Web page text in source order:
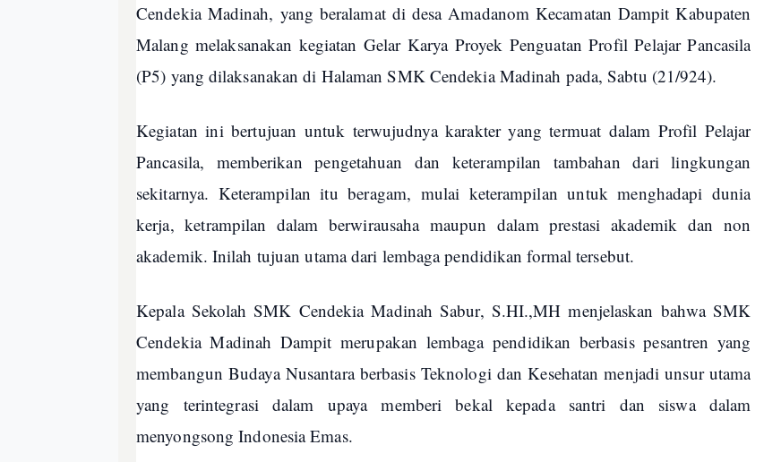
Cendekia Madinah, yang beralamat di desa Amadanom Kecamatan Dampit Kabupaten
Malang melaksanakan kegiatan Gelar Karya Proyek Penguatan Profil Pelajar Pancasila
(P5) yang dilaksanakan di Halaman SMK Cendekia Madinah pada, Sabtu (21/924).
Kegiatan ini bertujuan untuk terwujudnya karakter yang termuat dalam Profil Pelajar
Pancasila, memberikan pengetahuan dan keterampilan tambahan dari lingkungan
sekitarnya. Keterampilan itu beragam, mulai keterampilan untuk menghadapi dunia
kerja, ketrampilan dalam berwirausaha maupun dalam prestasi akademik dan non
akademik. Inilah tujuan utama dari lembaga pendidikan formal tersebut.
Kepala Sekolah SMK Cendekia Madinah Sabur, S.HI.,MH menjelaskan bahwa SMK
Cendekia Madinah Dampit merupakan lembaga pendidikan berbasis pesantren yang
membangun Budaya Nusantara berbasis Teknologi dan Kesehatan menjadi unsur utama
yang terintegrasi dalam upaya memberi bekal kepada santri dan siswa dalam
menyongsong Indonesia Emas.